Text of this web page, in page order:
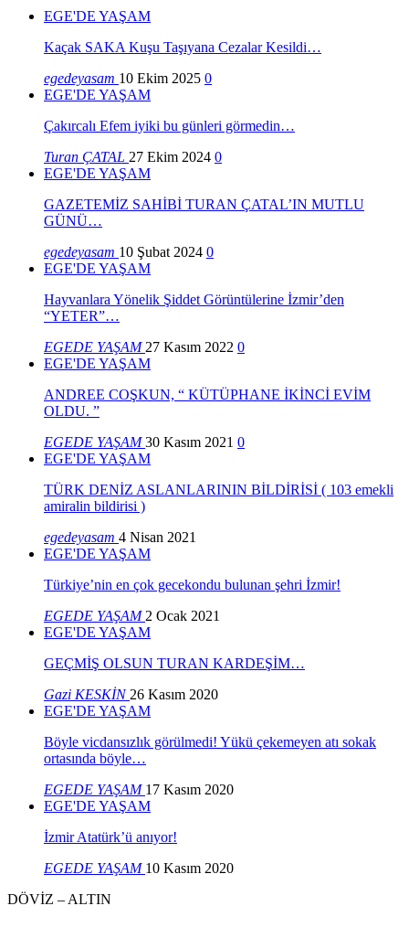
EGE'DE YAŞAM
Kaçak SAKA Kuşu Taşıyana Cezalar Kesildi…
egedeyasam 10 Ekim 2025 0
EGE'DE YAŞAM
Çakırcalı Efem iyiki bu günleri görmedin…
Turan ÇATAL 27 Ekim 2024 0
EGE'DE YAŞAM
GAZETEMİZ SAHİBİ TURAN ÇATAL’IN MUTLU
GÜNÜ…
egedeyasam 10 Şubat 2024 0
EGE'DE YAŞAM
Hayvanlara Yönelik Şiddet Görüntülerine İzmir’den
“YETER”…
EGEDE YAŞAM 27 Kasım 2022 0
EGE'DE YAŞAM
ANDREE COŞKUN, “ KÜTÜPHANE İKİNCİ EVİM
OLDU. ”
EGEDE YAŞAM30 Kasım 2021 0
EGE'DE YAŞAM
TÜRK DENİZ ASLANLARININ BİLDİRİSİ ( 103 emekli
amiralin bildirisi )
egedeyasam 4 Nisan 2021
EGE'DE YAŞAM
Türkiye’nin en çok gecekondu bulunan şehri İzmir!
EGEDE YAŞAM 2 Ocak 2021
EGE'DE YAŞAM
GEÇMİŞ OLSUN TURAN KARDEŞİM…
Gazi KESKİN 26 Kasım 2020
EGE'DE YAŞAM
Böyle vicdansızlık görülmedi! Yükü çekemeyen atı sokak
ortasında böyle…
EGEDE YAŞAM 17 Kasım 2020
EGE'DE YAŞAM
İzmir Atatürk’ü anıyor!
EGEDE YAŞAM 10 Kasım 2020
DÖVİZ – ALTIN